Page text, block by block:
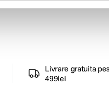
recomandari utile,
Livrare gratuita
499lei